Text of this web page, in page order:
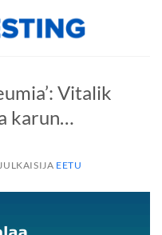
Vitalik
karun…
JULKAISIJA EETU